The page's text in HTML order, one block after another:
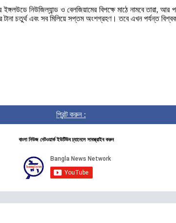
ইঙ্গলউডে নিউজিল্যান্ড ও বেলজিয়ামের বিপক্ষে মাঠে নামবে তারা,
টানা চতুর্থ এবং সব মিলিয়ে সপ্তম অংশগ্রহণ। তবে এখন পর্যন্ত
প্রিন্ট করুন :
বাংলা নিউজ নেটওয়ার্ক ইউটিউব চ্যানেলে সাবস্ক্রাইব করুন